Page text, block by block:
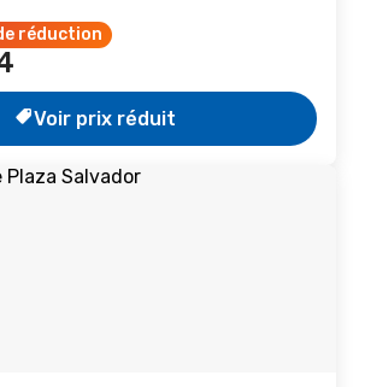
réduction
Voir prix réduit